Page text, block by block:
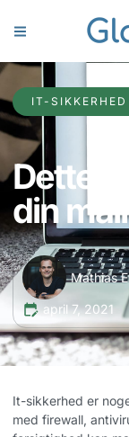
IT-SIKKERHED
Dette
din
Mathias
april 7, 2021
It-sikkerhed er
med firewall,